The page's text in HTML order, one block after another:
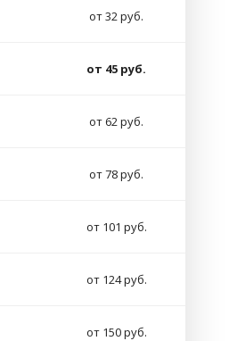
от 32 руб.
от 45 руб.
от 62 руб.
от 78 руб.
от 101 руб.
от 124 руб.
от 150 руб.